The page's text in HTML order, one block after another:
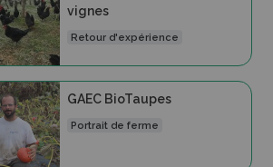
vignes
Retour d'expérience
GAEC BioTaupes
Portrait de ferme